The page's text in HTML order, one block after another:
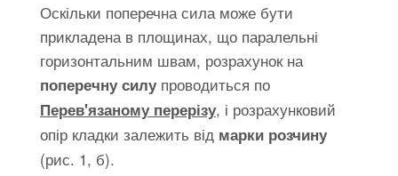
Оскільки поперечна сила може бути
прикладена в площинах, що паралельні
горизонтальним швам, розрахунок на
поперечну силупроводиться по
Перев'язаному перерізу, і розрахунковий
опір кладки залежить від марки розчину
(рис. 1, б).